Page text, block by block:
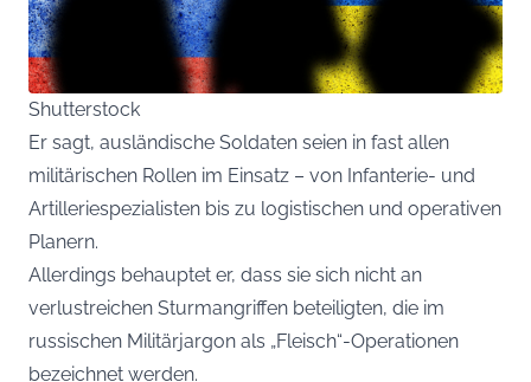
Shutterstock
Er sagt, ausländische Soldaten seien in fast allen
militärischen Rollen im Einsatz – von Infanterie- und
Artilleriespezialisten bis zu logistischen und operativen
Planern.
Allerdings behauptet er, dass sie sich nicht an
verlustreichen Sturmangriffen beteiligten, die im
russischen Militärjargon als „Fleisch“-Operationen
bezeichnet werden.